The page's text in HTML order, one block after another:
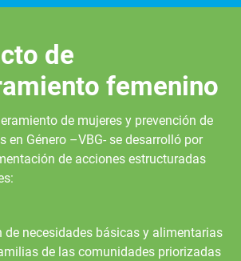
de
femenino
de mujeres y prevención de
en Género –VBG- se desarrolló por
de acciones estructuradas
de necesidades básicas y alimentarias
de las comunidades priorizadas